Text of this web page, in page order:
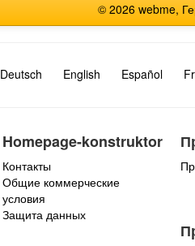
© 2026 webme,
Deutsch English Español
Homepage-konstruktor
Контакты
Общие коммерческие
условия
Защита данных